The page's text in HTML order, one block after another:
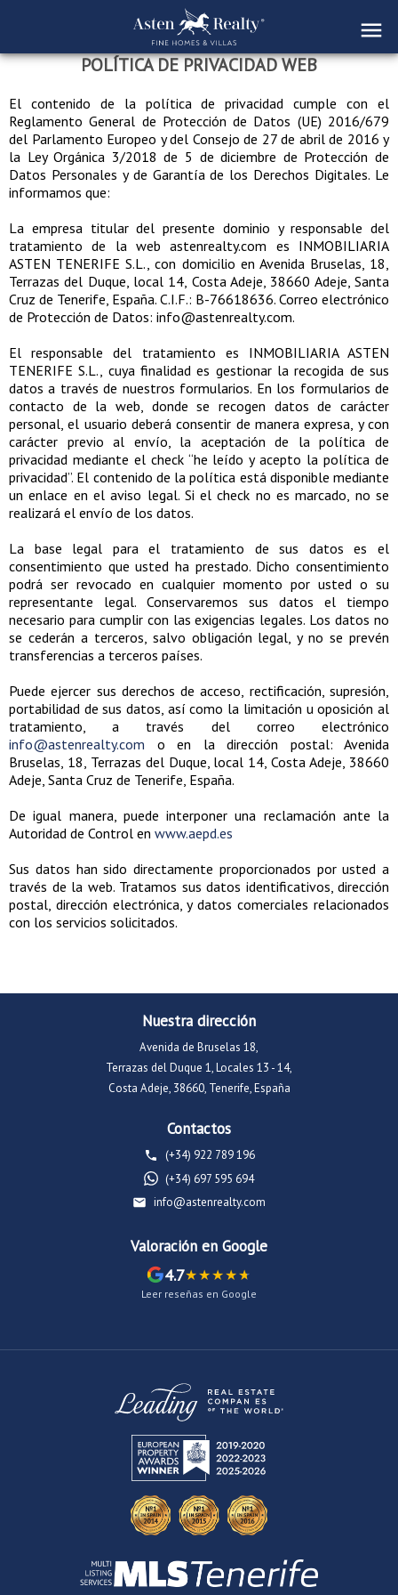
POLÍTICA DE PRIVACIDAD WEB
El contenido de la política de privacidad cumple con el
Reglamento General de Protección de Datos (UE) 2016/679
del Parlamento Europeo y del Consejo de 27 de abril de 2016 y
la Ley Orgánica 3/2018 de 5 de diciembre de Protección de
Datos Personales y de Garantía de los Derechos Digitales. Le
informamos que:
La empresa titular del presente dominio y responsable del
tratamiento de la web astenrealty.com es INMOBILIARIA
ASTEN TENERIFE S.L., con domicilio en Avenida Bruselas, 18,
Terrazas del Duque, local 14, Costa Adeje, 38660 Adeje, Santa
Cruz de Tenerife, España. C.I.F.: B-76618636. Correo electrónico
de Protección de Datos: info@astenrealty.com.
El responsable del tratamiento es INMOBILIARIA ASTEN
TENERIFE S.L., cuya finalidad es gestionar la recogida de sus
datos a través de nuestros formularios. En los formularios de
contacto de la web, donde se recogen datos de carácter
personal, el usuario deberá consentir de manera expresa, y con
carácter previo al envío, la aceptación de la política de
privacidad mediante el check “he leído y acepto la política de
privacidad”. El contenido de la política está disponible mediante
un enlace en el aviso legal. Si el check no es marcado, no se
realizará el envío de los datos.
La base legal para el tratamiento de sus datos es el
consentimiento que usted ha prestado. Dicho consentimiento
podrá ser revocado en cualquier momento por usted o su
representante legal. Conservaremos sus datos el tiempo
necesario para cumplir con las exigencias legales. Los datos no
se cederán a terceros, salvo obligación legal, y no se prevén
transferencias a terceros países.
Puede ejercer sus derechos de acceso, rectificación, supresión,
portabilidad de sus datos, así como la limitación u oposición al
tratamiento, a través del correo electrónico
info@astenrealty.com o en la dirección postal: Avenida
Bruselas, 18, Terrazas del Duque, local 14, Costa Adeje, 38660
Adeje, Santa Cruz de Tenerife, España.
De igual manera, puede interponer una reclamación ante la
Autoridad de Control en www.aepd.es
Sus datos han sido directamente proporcionados por usted a
través de la web. Tratamos sus datos identificativos, dirección
postal, dirección electrónica, y datos comerciales relacionados
con los servicios solicitados.
Nuestra dirección
Avenida de Bruselas 18,
Terrazas del Duque 1, Locales 13 - 14,
Costa Adeje, 38660, Tenerife, España
Contactos
(+34) 922 789 196
(+34) 697 595 694
info@astenrealty.com
Valoración en Google
4.7
Leer reseñas en Google